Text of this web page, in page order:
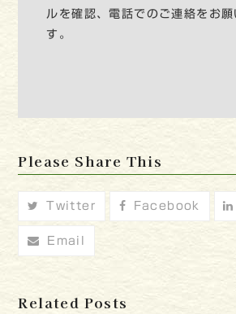
ルを確認、電話でのご連絡をお願
す。
Please Share This
Twitter Facebook
Email
Related Posts